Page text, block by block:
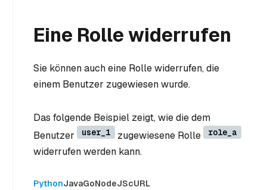
Eine Rolle widerrufen
Sie können auch eine Rolle widerrufen, die
einem Benutzer zugewiesen wurde.
Das folgende Beispiel zeigt, wie die dem
Benutzer
user_1 zugewiesene Rolle role_a
widerrufen werden kann.
PythonJavaGoNodeJScURL